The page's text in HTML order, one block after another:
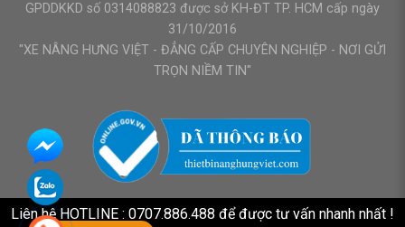
GPDDKKD số 0314088823 được sở KH-ĐT TP. HCM cấp ngày
31/10/2016
"XE NÂNG HƯNG VIỆT - ĐẲNG CẤP CHUYÊN NGHIỆP - NƠI GỬI
TRỌN NIỀM TIN"
Liên hệ HOTLINE : 0707.886.488 để được tư vấn nhanh nhất !